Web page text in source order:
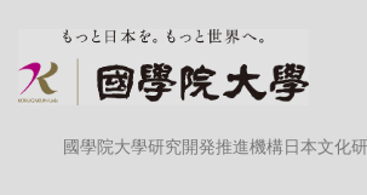
國學院大學研究開発推進機構日本文化